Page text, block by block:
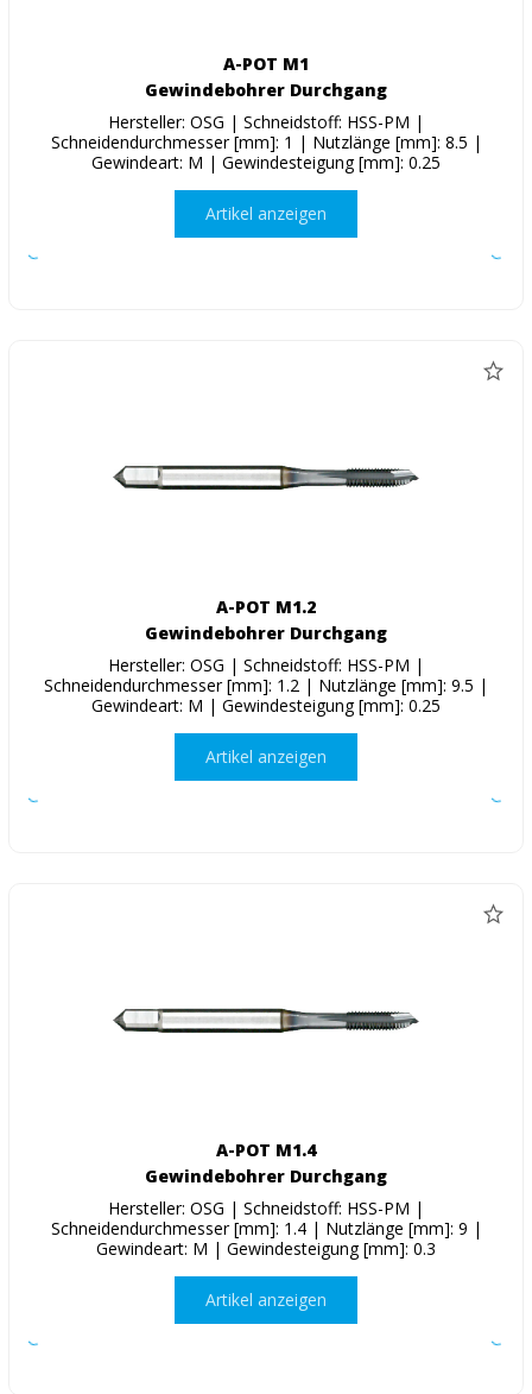
A-POT M1
Gewindebohrer Durchgang
Hersteller: OSG | Schneidstoff: HSS-PM |
Schneidendurchmesser [mm]: 1 | Nutzlänge [mm]: 8.5 |
Gewindeart: M | Gewindesteigung [mm]: 0.25
Artikel anzeigen
A-POT M1.2
Gewindebohrer Durchgang
Hersteller: OSG | Schneidstoff: HSS-PM |
Schneidendurchmesser [mm]: 1.2 | Nutzlänge [mm]: 9.5 |
Gewindeart: M | Gewindesteigung [mm]: 0.25
Artikel anzeigen
A-POT M1.4
Gewindebohrer Durchgang
Hersteller: OSG | Schneidstoff: HSS-PM |
Schneidendurchmesser [mm]: 1.4 | Nutzlänge [mm]: 9 |
Gewindeart: M | Gewindesteigung [mm]: 0.3
Artikel anzeigen